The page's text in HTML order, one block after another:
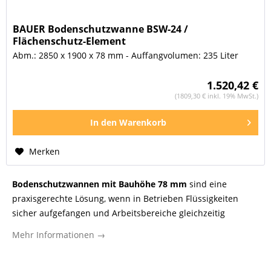
BAUER Bodenschutzwanne BSW-24 /
Flächenschutz-Element
Abm.: 2850 x 1900 x 78 mm - Auffangvolumen: 235 Liter
1.520,42 €
(1809,30 € inkl. 19% MwSt.)
In den Warenkorb
Merken
Bodenschutzwannen mit Bauhöhe 78 mm sind eine
praxisgerechte Lösung, wenn in Betrieben Flüssigkeiten
sicher aufgefangen und Arbeitsbereiche gleichzeitig
Werkstätten, Instandhaltungsbereichen, kommunalen
Mehr Informationen →